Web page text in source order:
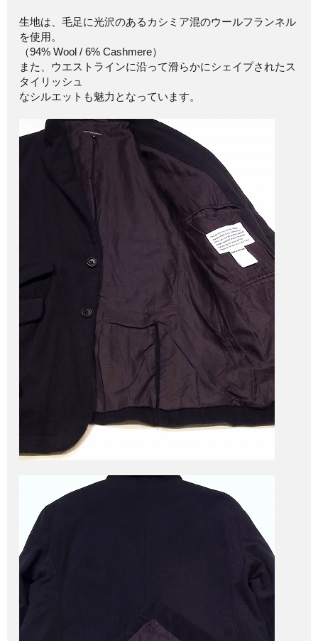
生地は、毛足に光沢のあるカシミア混のウールフランネル
を使用。
（94% Wool / 6% Cashmere）
また、ウエストラインに沿って滑らかにシェイプされたス
タイリッシュ
なシルエットも魅力となっています。